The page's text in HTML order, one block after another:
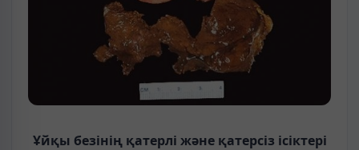
Ұйқы безінің қатерлі және қатерсіз ісіктері